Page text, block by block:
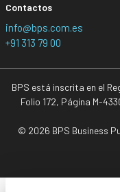
Contactos
info@bps.com.es
+91 313 79 00
BPS está inscrita en el
Folio 172, Página M-
© 2026 BPS Business